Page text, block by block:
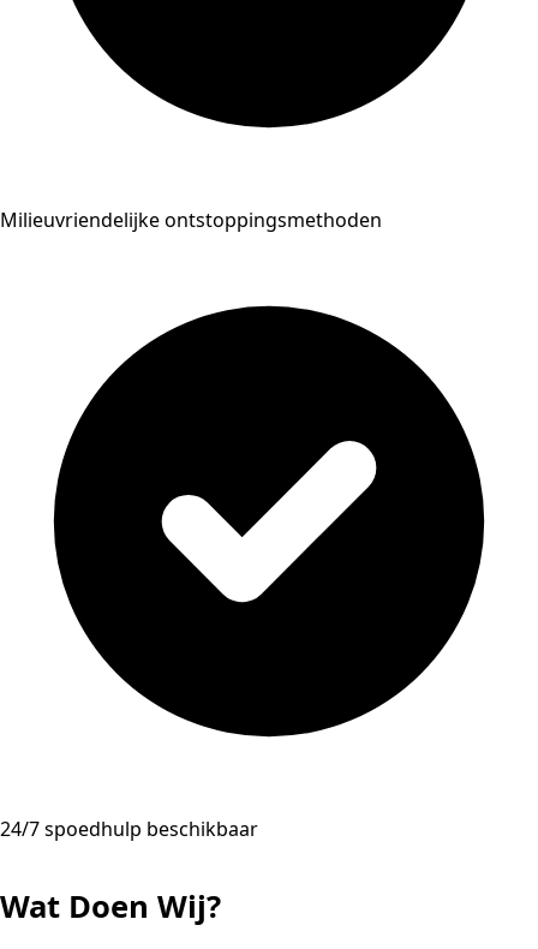
Milieuvriendelijke ontstoppingsmethoden
24/7 spoedhulp beschikbaar
Wat Doen Wij?